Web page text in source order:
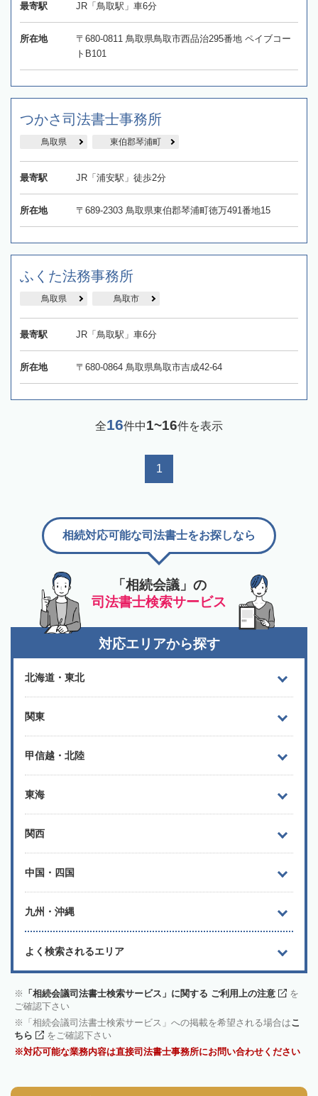
最寄駅 JR「鳥取駅」車6分
所在地
〒680-0811 鳥取県鳥取市西品治295番地 ペイブコー
トB101
つかさ司法書士事務所
鳥取県 東伯郡琴浦町
最寄駅 JR「浦安駅」徒歩2分
所在地 〒689-2303 鳥取県東伯郡琴浦町徳万491番地15
ふくた法務事務所
鳥取県 鳥取市
最寄駅 JR「鳥取駅」車6分
所在地 〒680-0864 鳥取県鳥取市吉成42-64
全16件中1~16件を表示
1
「相続会議」の
司法書士検索サービス
相続対応可能な司法書士をお探しなら
対応エリアから探す
北海道・東北
関東
甲信越・北陸
東海
関西
中国・四国
九州・沖縄
よく検索されるエリア
「相続会議司法書士検索サービス」に関する ご利用上の注意
を
ご確認下さい
「相続会議司法書士検索サービス」への掲載を希望される場合はこ
ちら
をご確認下さい
対応可能な業務内容は直接司法書士事務所にお問い合わせください